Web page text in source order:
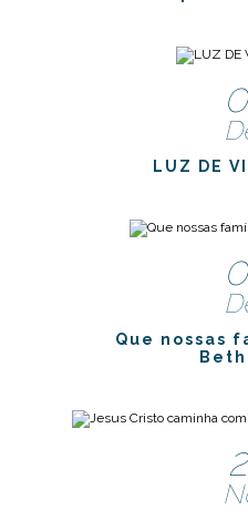
LUZ DE
Que nossas